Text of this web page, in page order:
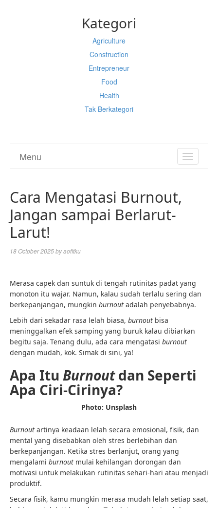
Kategori
Agriculture
Construction
Entrepreneur
Food
Health
Tak Berkategori
TOGGLE
Menu
Cara Mengatasi Burnout,
Jangan sampai Berlarut-
Larut!
18 October 2025byaofitku
Merasa capek dan suntuk di tengah rutinitas padat yang
monoton itu wajar. Namun, kalau sudah terlalu sering dan
berkepanjangan, mungkin burnout adalah penyebabnya.
Lebih dari sekadar rasa lelah biasa, burnout bisa
meninggalkan efek samping yang buruk kalau dibiarkan
begitu saja. Tenang dulu, ada cara mengatasi burnout
dengan mudah, kok. Simak di sini, ya!
Apa Itu Burnoutdan Seperti
Apa Ciri-Cirinya?
Photo: Unsplash
Burnout artinya keadaan lelah secara emosional, fisik, dan
mental yang disebabkan oleh stres berlebihan dan
berkepanjangan. Ketika stres berlanjut, orang yang
mengalami burnout mulai kehilangan dorongan dan
motivasi untuk melakukan rutinitas sehari-hari atau menjadi
produktif.
Secara fisik, kamu mungkin merasa mudah lelah setiap saat,